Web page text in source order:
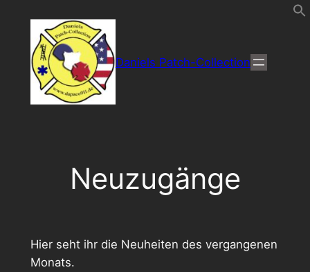
Inhalt
wechseln
Daniels Patch-Collection
Neuzugänge
Hier seht ihr die Neuheiten des vergangenen
Monats.